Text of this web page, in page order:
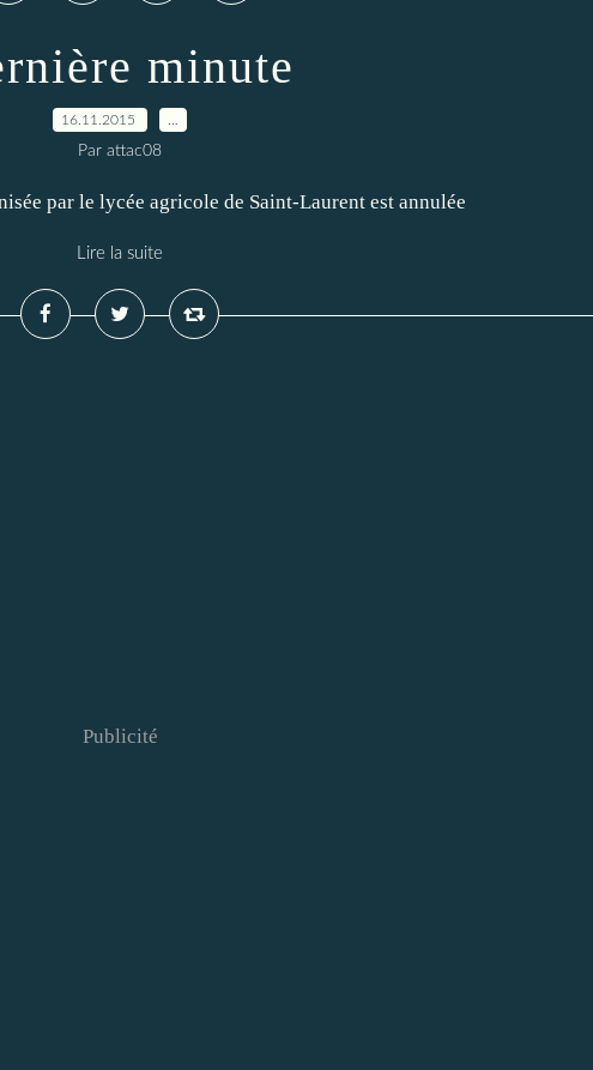
minute
16.11.2015
Par attac08
par le lycée agricole de Saint-Laurent est annulée
Lire la suite
Publicité